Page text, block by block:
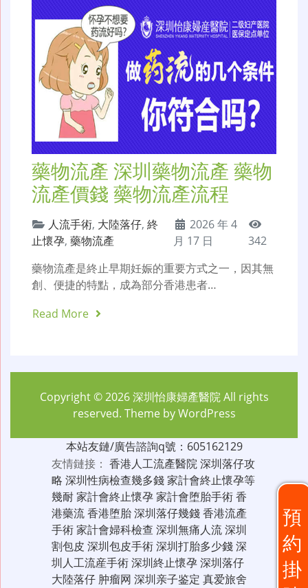
藥物流產 深圳藥物流產 藥物
流產價錢 藥物流產流程
人流手術, 大陸落仔, 終
止懷孕, 藥物流產
2026 年 4
月 17 日
342
藥物流產是終止早期妊娠的重要方式之一，因其無
創、便捷的特點，成為部分香港患者…
Read More
預
約
掛
Copyright © 2026深圳怡康婦產醫院All rights
reserved. Theme byWordPress
本站友鏈/廣告諮詢q號：605162129
友情鏈接： 香港人工流產醫院深圳落仔攻
略 深圳性病檢查幾多錢家計會終止懷孕等
幾耐家計會終止懷孕家計會堕胎手術香
港藥流香港堕胎深圳落仔幾錢香港流產
手術家計會婦科檢查 深圳無痛人流深圳
割包皮 深圳包皮手術深圳打胎多少錢深
圳人工流産手術深圳終止懷孕深圳落仔
大陸落仔 肿瘤网 深圳亲子鉴定 真爱旅舍